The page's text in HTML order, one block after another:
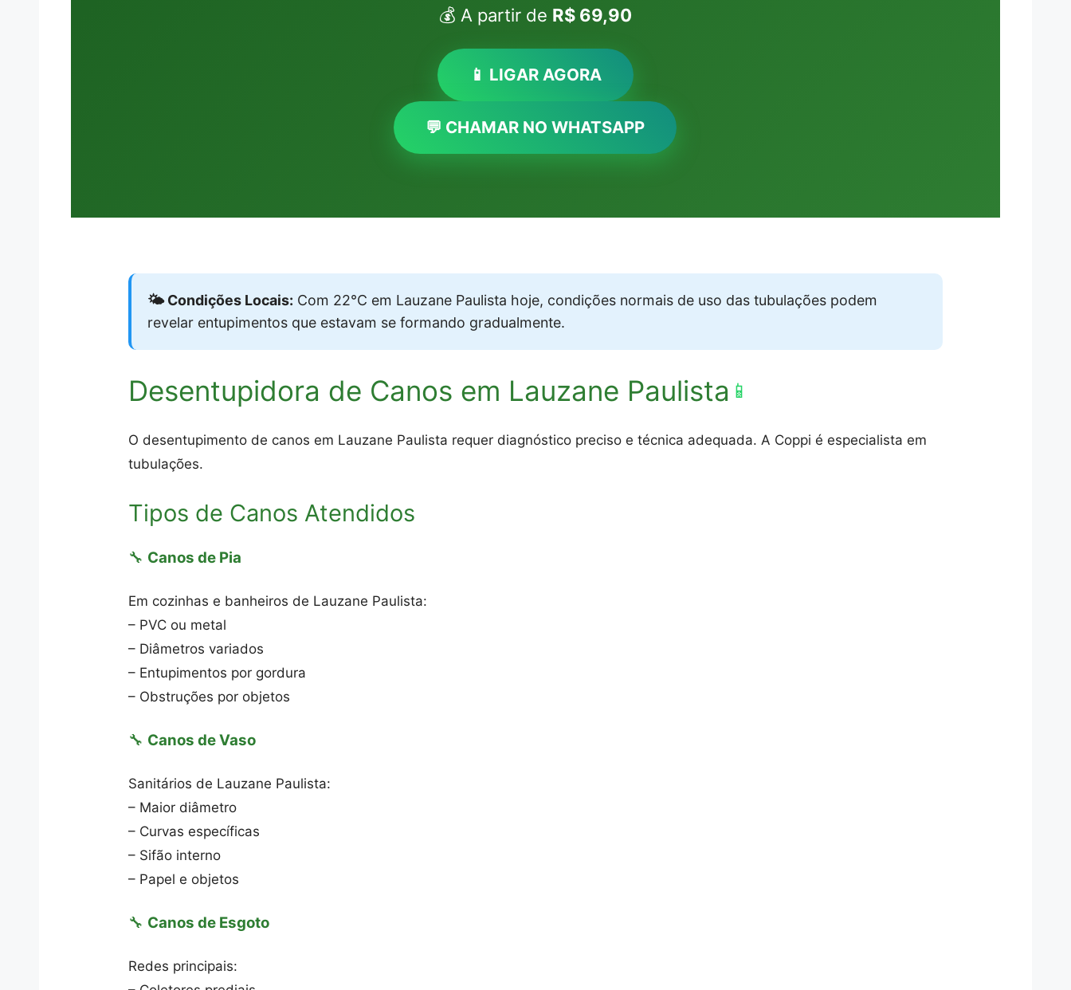
💰 A partir de R$ 69,90
📱 LIGAR AGORA
💬 CHAMAR NO WHATSAPP
🌤️ Condições Locais: Com 22°C em Lauzane Paulista hoje, condições normais de uso das tubulações podem
revelar entupimentos que estavam se formando gradualmente.
Desentupidora de Canos em Lauzane Paulista 📱
O desentupimento de canos em Lauzane Paulista requer diagnóstico preciso e técnica adequada. A Coppi é especialista em
tubulações.
Tipos de Canos Atendidos
🔧 Canos de Pia
Em cozinhas e banheiros de Lauzane Paulista:
– PVC ou metal
– Diâmetros variados
– Entupimentos por gordura
– Obstruções por objetos
🔧 Canos de Vaso
Sanitários de Lauzane Paulista:
– Maior diâmetro
– Curvas específicas
– Sifão interno
– Papel e objetos
🔧 Canos de Esgoto
Redes principais: